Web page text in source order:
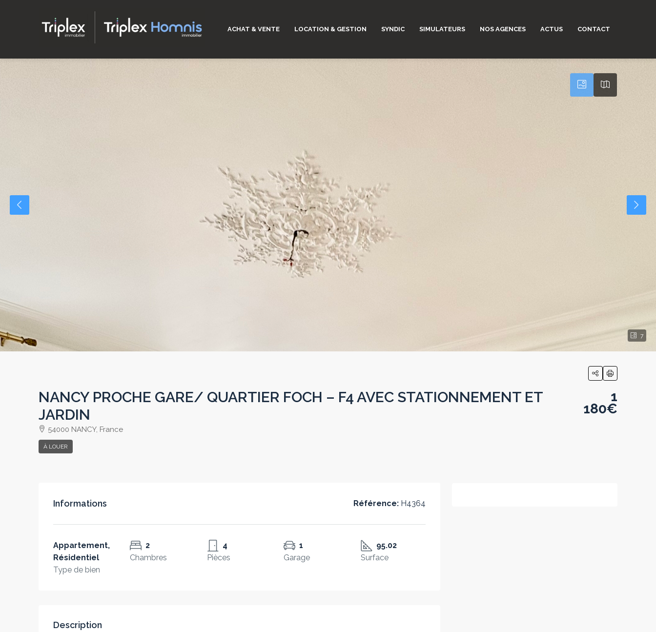
ACHAT & VENTE LOCATION & GESTION SYNDIC SIMULATEURS NOS AGENCES ACTUS CONTACT
7
NANCY PROCHE GARE/ QUARTIER FOCH – F4 AVEC STATIONNEMENT ET
JARDIN
54000 NANCY, France
À LOUER
1
180€
Informations Référence: H4364
Appartement,
Résidentiel
Type de bien
2
Chambres
4
Pièces
1
Garage
95.02
Surface
Description